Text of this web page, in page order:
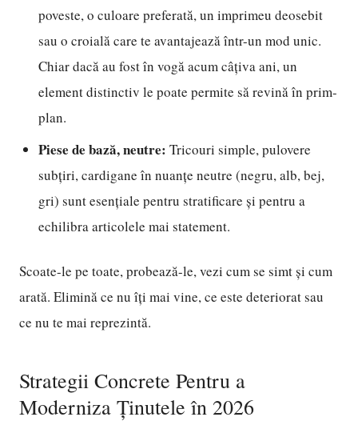
poveste, o culoare preferată, un imprimeu deosebit
sau o croială care te avantajează într-un mod unic.
Chiar dacă au fost în vogă acum câțiva ani, un
element distinctiv le poate permite să revină în prim-
plan.
Piese de bază, neutre: Tricouri simple, pulovere
subțiri, cardigane în nuanțe neutre (negru, alb, bej,
gri) sunt esențiale pentru stratificare și pentru a
echilibra articolele mai statement.
Scoate-le pe toate, probează-le, vezi cum se simt și cum
arată. Elimină ce nu îți mai vine, ce este deteriorat sau
ce nu te mai reprezintă.
Strategii Concrete Pentru a
Moderniza Ținutele în 2026